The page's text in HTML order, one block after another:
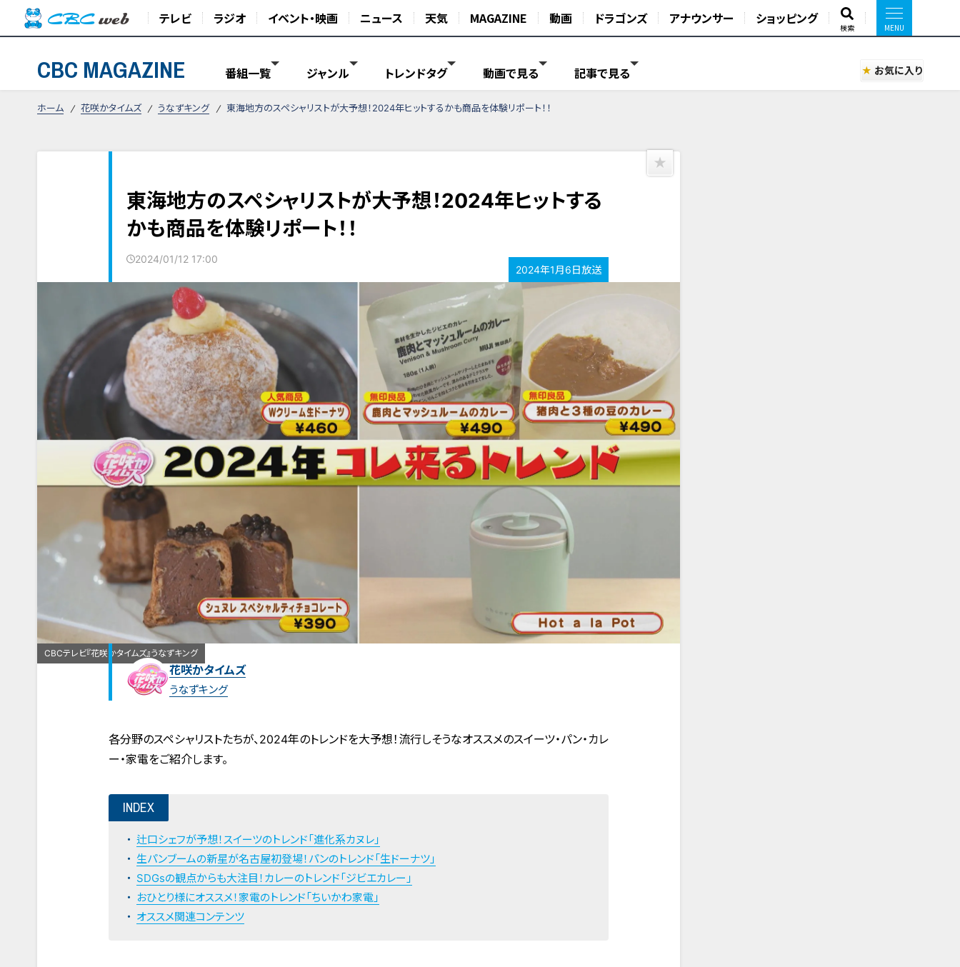
テレビ ラジオ イベント・映画 ニュース 天気 MAGAZINE 動画 ドラゴンズ アナウンサー ショッピング
検索
CBC MAGAZINE 番組一覧 ジャンル トレンドタグ 動画で見る 記事で見る お気に入り
ホーム 花咲かタイムズ うなずキング 東海地方のスペシャリストが大予想！2024年ヒットするかも商品を体験リポート！！
東海地方のスペシャリストが大予想！2024年ヒットする
かも商品を体験リポート！！
2024/01/12 17:00
2024年1月6日放送
CBCテレビ『花咲かタイムズ』うなずキング
花咲かタイムズ
うなずキング
各分野のスペシャリストたちが、2024年のトレンドを大予想！流行しそうなオススメのスイーツ・パン・カレ
ー・家電をご紹介します。
INDEX
辻口シェフが予想！スイーツのトレンド「進化系カヌレ」
生パンブームの新星が名古屋初登場！パンのトレンド「生ドーナツ」
SDGsの観点からも大注目！カレーのトレンド「ジビエカレー」
おひとり様にオススメ！家電のトレンド「ちいかわ家電」
オススメ関連コンテンツ